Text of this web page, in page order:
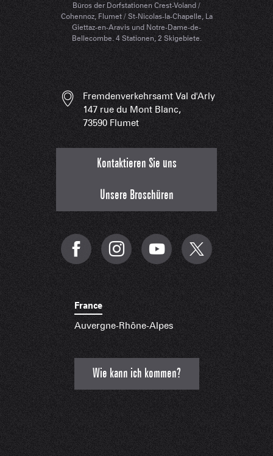
Büros der Dorfstationen Crest-Voland /
Cohennoz, Flumet / St-Nicolas-la-Chapelle, La
Giettaz-en-Aravis und Notre-Dame-de-
Bellecombe. 4 Stationen, 2 Skigebiete.
Fremdenverkehrsamt Val d'Arly
147 rue du Mont Blanc,
73590 Flumet
Kontaktieren Sie uns
Unsere Broschüren
France
Auvergne-Rhône-Alpes
Wie kann ich kommen?